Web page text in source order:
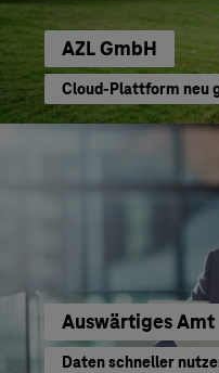
AZL GmbH
Cloud-Plattform neu
Auswärtiges Amt
Daten schneller